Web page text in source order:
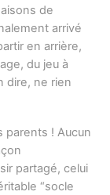
de
arrivé
en arrière,
du jeu à
dire, ne rien
parents ! Aucun
partagé, celui
“socle